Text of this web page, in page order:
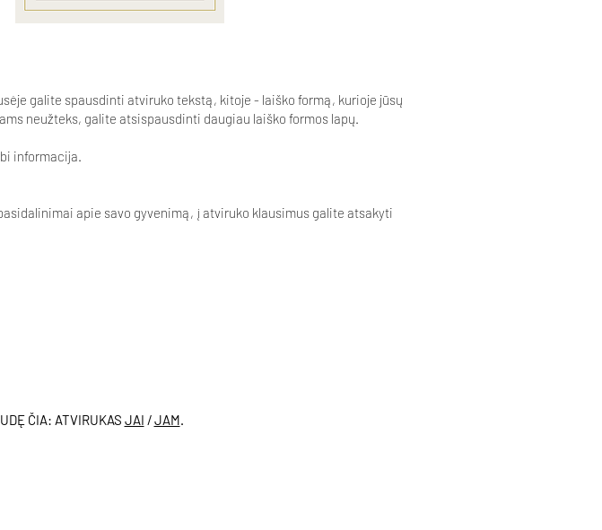
galite spausdinti atviruko tekstą, kitoje - laiško formą, kurioje jūsų
neužteks, galite atsispausdinti daugiau laiško formos lapų.
informacija.
apie savo gyvenimą, į atviruko klausimus galite atsakyti
ČIA: ATVIRUKAS JAI /JAM.